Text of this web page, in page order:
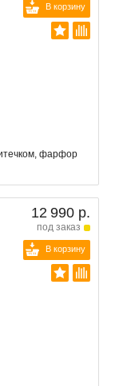
В корзину
фарфор
12 990 р.
под заказ
В корзину